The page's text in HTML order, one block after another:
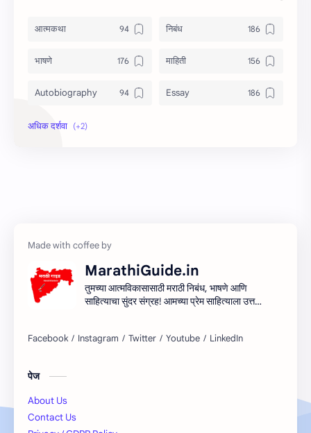
आत्मकथा निबंध
भाषणे माहिती
Autobiography Essay
Information
MarathiGuide.in
तुमच्या आत्मविकासासाठी मराठी निबंध, भाषणे आणि
साहित्याचा सुंदर संग्रह! आमच्या प्रेम साहित्याला उत्तम
साहित्याच्या प्रवासात सामील व्हा!
पेज
About Us
Contact Us